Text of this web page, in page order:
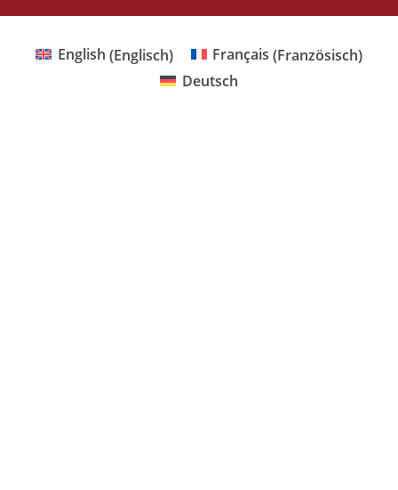
English (Englisch) Français (Französisch)
Deutsch